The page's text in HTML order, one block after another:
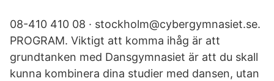
08-410 410 08 · stockholm@cybergymnasiet.se.
PROGRAM. Viktigt att komma ihåg är att
grundtanken med Dansgymnasiet är att du skall
kunna kombinera dina studier med dansen, utan